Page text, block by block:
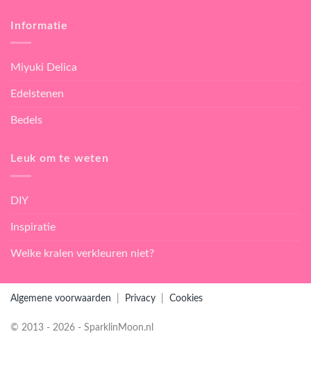
Informatie
Miyuki Delica
Edelstenen
Bedels
Leuk om te weten
DIY
Inspiratie
Welke kralen verkleuren niet?
Algemene voorwaarden Privacy Cookies
© 2013 - 2026 - SparklinMoon.nl